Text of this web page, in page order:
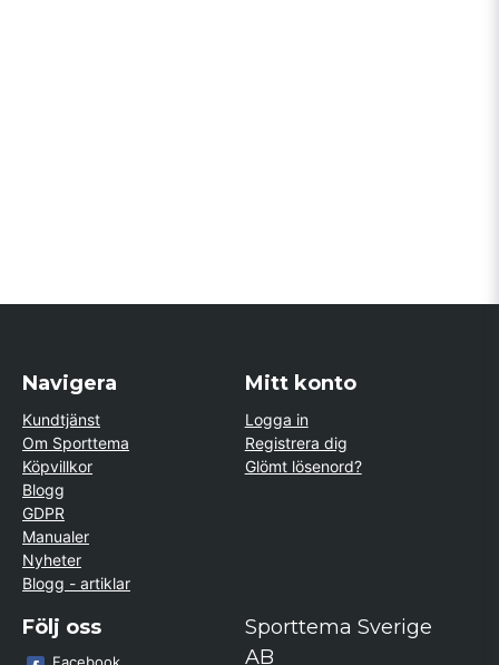
Navigera
Kundtjänst
Om Sporttema
Köpvillkor
Blogg
GDPR
Manualer
Nyheter
Blogg - artiklar
Mitt konto
Logga in
Registrera dig
Glömt lösenord?
Följ oss
Sporttema Sverige
AB